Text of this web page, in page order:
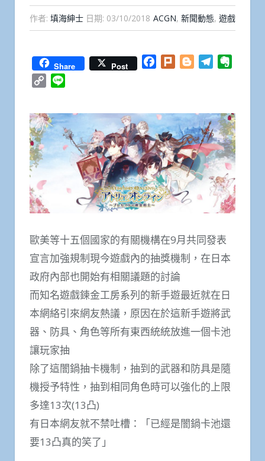
作者: 填海紳士 日期: 03/10/2018 ACGN, 新聞動態, 遊戲
Share Post Facebook
Plurk BloggerTelegram
Copy
歐美等十五個國家的有關機構在9月共同發表
宣言加強規制現今遊戲內的抽獎機制，在日本
政府內部也開始有相關議題的討論
而知名遊戲鍊金工房系列的新手遊最近就在日
本網絡引來網友熱議，原因在於這新手遊將武
器、防具、角色等所有東西統統放進一個卡池
讓玩家抽
除了這闇鍋抽卡機制，抽到的武器和防具是隨
機授予特性，抽到相同角色時可以強化的上限
多達13次(13凸)
有日本網友就不禁吐槽：「已經是闇鍋卡池還
要13凸真的笑了」